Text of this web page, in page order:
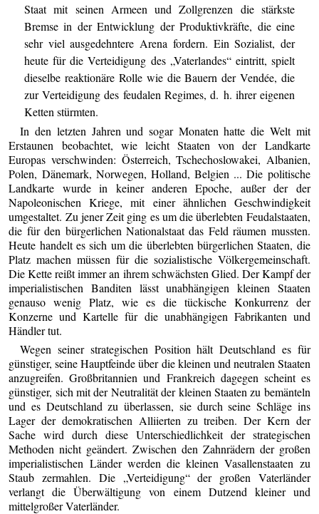
Staat mit seinen Armeen und Zollgrenzen die stärkste
Bremse in der Entwicklung der Produktivkräfte, die eine
sehr viel ausgedehntere Arena fordern. Ein Sozialist, der
heute für die Verteidigung des „Vaterlandes“ eintritt, spielt
dieselbe reaktionäre Rolle wie die Bauern der Vendée, die
zur Verteidigung des feudalen Regimes, d. h. ihrer eigenen
Ketten stürmten.
In den letzten Jahren und sogar Monaten hatte die Welt mit
Erstaunen beobachtet, wie leicht Staaten von der Landkarte
Europas verschwinden: Österreich, Tschechoslowakei, Albanien,
Polen, Dänemark, Norwegen, Holland, Belgien ... Die politische
Landkarte wurde in keiner anderen Epoche, außer der der
Napoleonischen Kriege, mit einer ähnlichen Geschwindigkeit
umgestaltet. Zu jener Zeit ging es um die überlebten Feudalstaaten,
die für den bürgerlichen Nationalstaat das Feld räumen mussten.
Heute handelt es sich um die überlebten bürgerlichen Staaten, die
Platz machen müssen für die sozialistische Völkergemeinschaft.
Die Kette reißt immer an ihrem schwächsten Glied. Der Kampf der
imperialistischen Banditen lässt unabhängigen kleinen Staaten
genauso wenig Platz, wie es die tückische Konkurrenz der
Konzerne und Kartelle für die unabhängigen Fabrikanten und
Händler tut.
Wegen seiner strategischen Position hält Deutschland es für
günstiger, seine Hauptfeinde über die kleinen und neutralen Staaten
anzugreifen. Großbritannien und Frankreich dagegen scheint es
günstiger, sich mit der Neutralität der kleinen Staaten zu bemänteln
und es Deutschland zu überlassen, sie durch seine Schläge ins
Lager der demokratischen Alliierten zu treiben. Der Kern der
Sache wird durch diese Unterschiedlichkeit der strategischen
Methoden nicht geändert. Zwischen den Zahnrädern der großen
imperialistischen Länder werden die kleinen Vasallenstaaten zu
Staub zermahlen. Die „Verteidigung“ der großen Vaterländer
verlangt die Überwältigung von einem Dutzend kleiner und
mittelgroßer Vaterländer.